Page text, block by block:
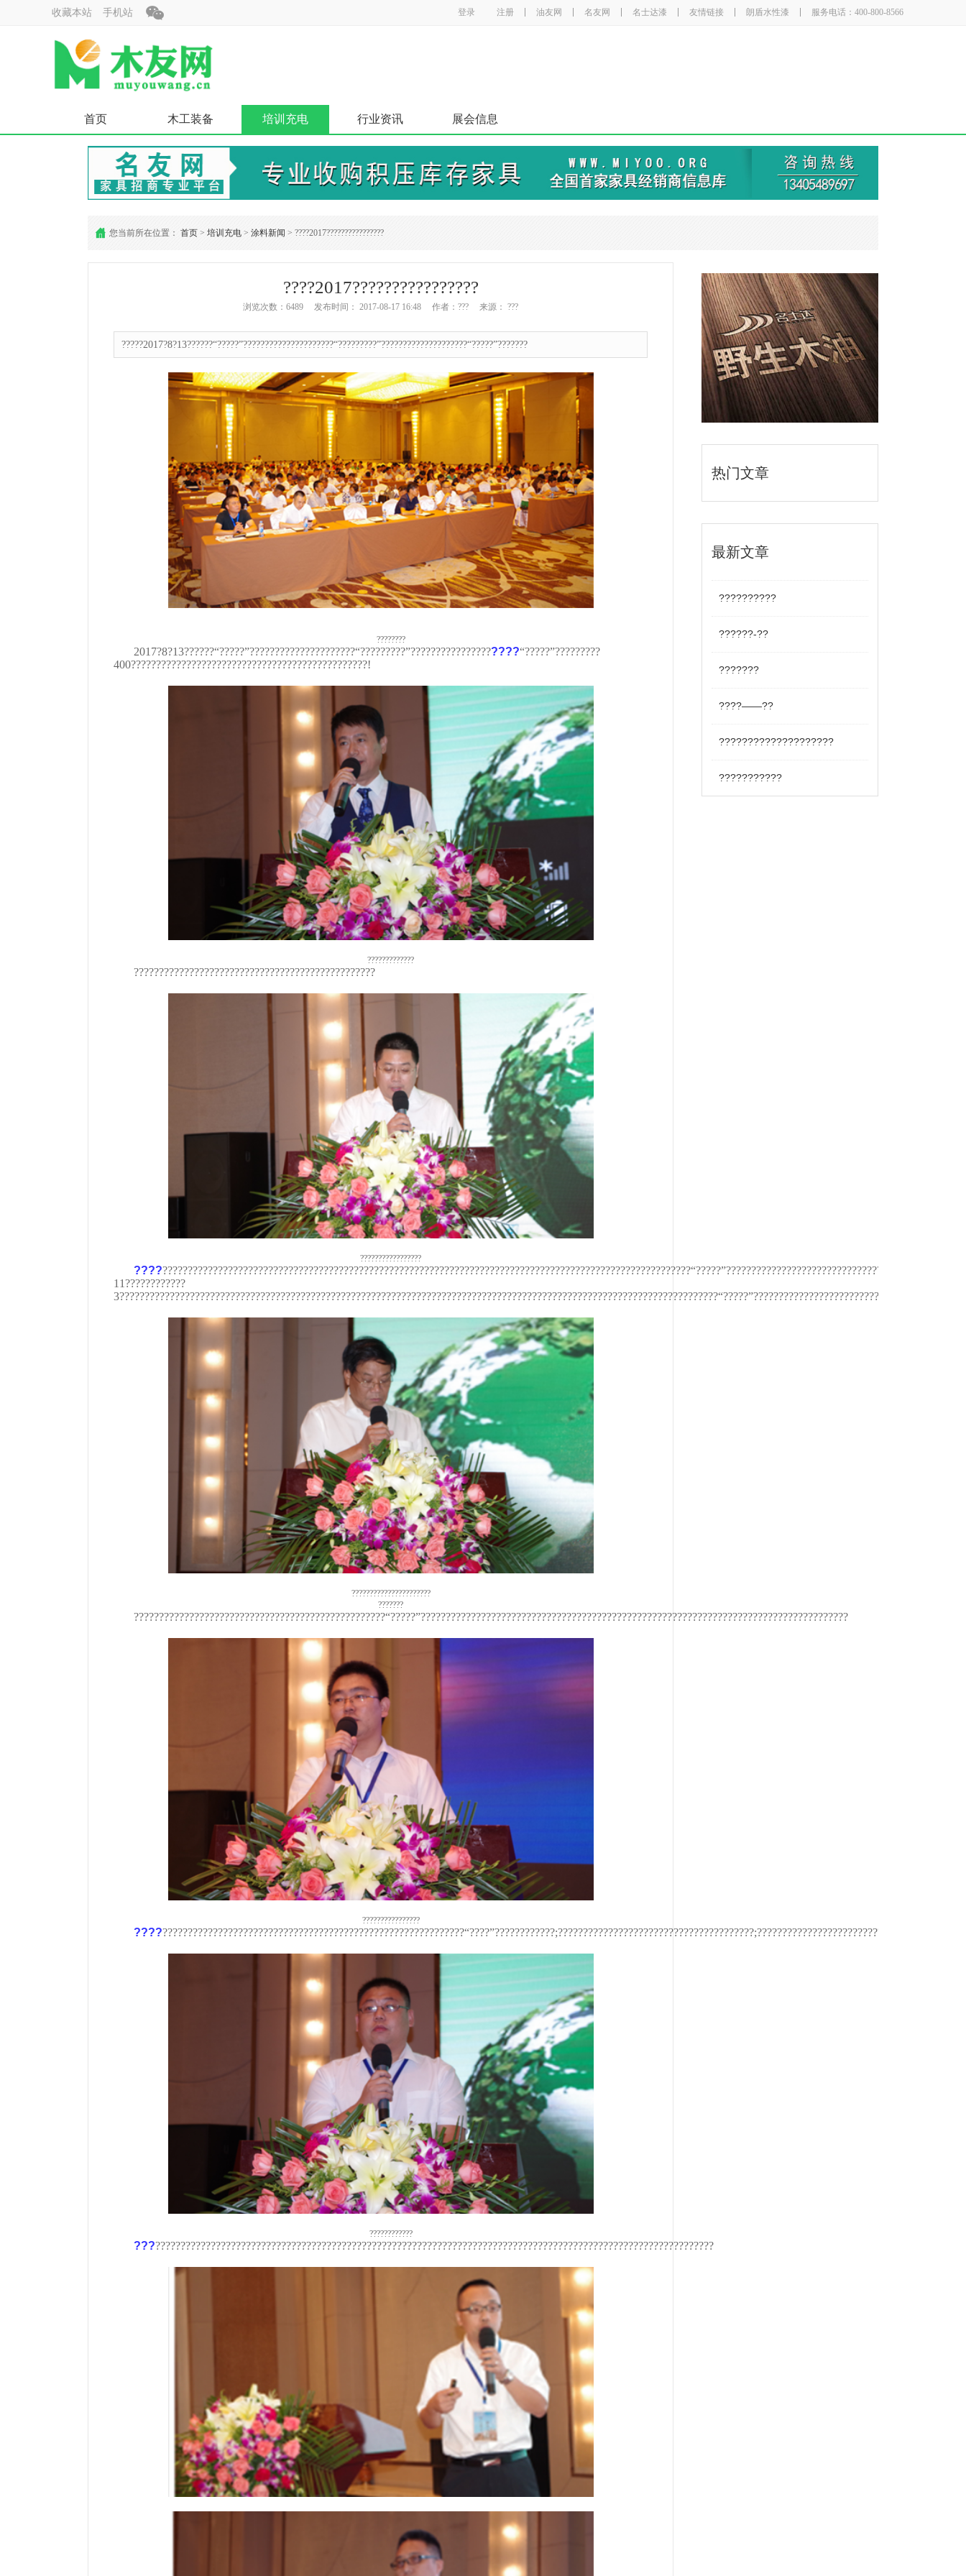
收藏本站 手机站 登录 注册 油友网 名友网 名士达漆 友情链接 朗盾水性漆 服务电话：400-800-8566
首页 木工装备 培训充电 行业资讯 展会信息
您当前所在位置： 首页 > 培训充电 > 涂料新闻 > ????2017????????????????
热门文章
最新文章
??????????
??????-??
???????
????——??
????????????????????
???????????
????2017????????????????
浏览次数：6489 发布时间： 2017-08-17 16:48 作者：??? 来源： ???
?????2017?8?13??????“?????”?????????????????????“?????????”????????????????????“?????”???????
????????
2017?8?13??????“?????”?????????????????????“?????????”????????????????????“?????”?????????
400???????????????????????????????????????????????!
?????????????
????????????????????????????????????????????????
?????????????????
?????????????????????????????????????????????????????????????????????????????????????????????????????????????“?????”???????????????????????????????????????
11????????????
3???????????????????????????????????????????????????????????????????????????????????????????????????????????????????????“?????”??????????????????????????????????????????
??????????????????????
???????
??????????????????????????????????????????????????“?????”?????????????????????????????????????????????????????????????????????????????????????
????????????????
????
????????????
??????????????????????????????????????????????????????????????????????????????????????????????????????????????????